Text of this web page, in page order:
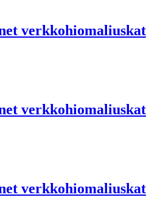
verkkohiomaliuskat
verkkohiomaliuskat
verkkohiomaliuskat